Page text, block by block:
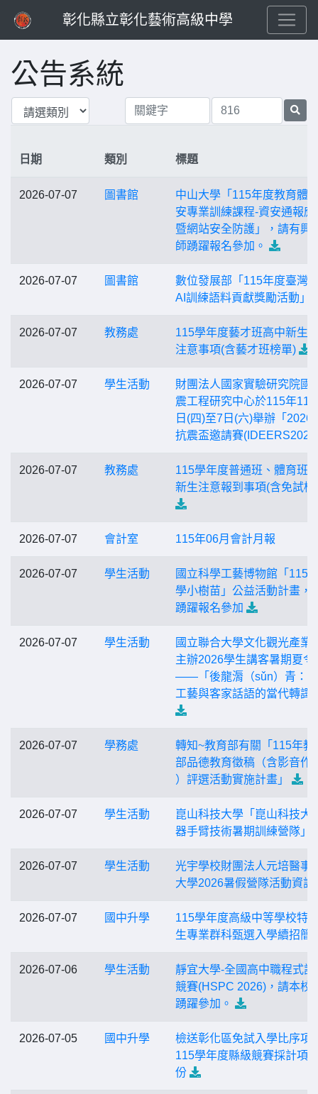
彰化縣立彰化藝術高級中學
公告系統
日期 類別 標題
2026-07-07 圖書館
中山大學「115年度教育體
安專業訓練課程-資安通報應
暨網站安全防護」，請有興
師踴躍報名參加。
2026-07-07 圖書館
數位發展部「115年度臺灣
AI訓練語料貢獻獎勵活動」
2026-07-07 教務處
115學年度藝才班高中新生
注意事項(含藝才班榜單)
2026-07-07 學生活動
財團法人國家實驗研究院國
震工程研究中心於115年11
日(四)至7日(六)舉辦「2026
抗震盃邀請賽
2026-07-07 教務處
115學年度普通班、體育班
新生注意報到事項(含免試榜
2026-07-07 會計室 115年06月會計月報
2026-07-07 學生活動
國立科學工藝博物館「115
學小樹苗」公益活動計畫，
踴躍報名參加
2026-07-07 學生活動
國立聯合大學文化觀光產業
主辦2026學生講客暑期夏令
——「後龍漘（sǔn）青：
工藝與客家話語的當代轉譯
2026-07-07 學務處
轉知~教育部有關「115年教
部品德教育徵稿（含影音作
）評選活動實施計畫」
2026-07-07 學生活動
崑山科技大學「崑山科技大
器手臂技術暑期訓練營隊」
2026-07-07 學生活動
光宇學校財團法人元培醫事
大學2026暑假營隊活動資訊
2026-07-07 國中升學
115學年度高級中等學校特
生專業群科甄選入學續招簡
2026-07-06 學生活動
靜宜大學-全國高中職程式設
競賽(HSPC 2026)，請本校
踴躍參加。
2026-07-05 國中升學
檢送彰化區免試入學比序項
115學年度縣級競賽採計項
份